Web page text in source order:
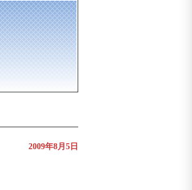
2009年8月5日